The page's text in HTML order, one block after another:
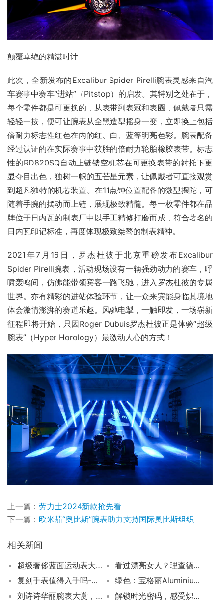
颠覆卓绝的精湛时计
此次，全新发布的Excalibur Spider Pirelli腕表灵感来自汽
车赛事中赛车“进站”（Pitstop）的启发。其特别之处在于，
每个零件都是可更换的，从表带到表冠和表圈，佩戴者只需
轻轻一按，便可让腕表从全黑造型摇身一变，立即换上包括
倍耐力标志性红色在内的红、白、蓝等明亮色彩。腕表配备
经过认证的在实际赛事中获胜的倍耐力轮胎橡胶表带。标志
性的RD820SQ自动上链镂空机芯在可更换表带的衬托下更
显夺目出色，独树一帜的五芒星元素，让佩戴者可直接观赏
到超凡独特的机芯装置。在11点钟位置配备的微型摆陀，可
随着手腕的摆动而上链，展现极致精髓。每一枚零件都在品
牌位于日内瓦的制表厂中以手工精修打磨而成，符合著名的
日内瓦印记标准，再度体现极致桀骜的制表精神。
2021年7月16日，罗杰杜彼于北京重磅发布Excalibur
Spider Pirelli腕表，活动现场设有一辆强劲动力的赛车，呼
啸轰鸣间，仿佛能带领宾客一路飞驰，进入罗杰杜彼的专属
世界。亦有精彩的进站体验环节，让一众来宾能身临其境地
体会激情澎湃的赛道乐趣。风驰电掣，一触即发，一场崭新
征程即将开始，只因Roger Dubuis罗杰杜彼正是体验“超级
腕表”（Hyper Horology）最激动人心的方式！
上一篇： 劳力士2024新款抢先看
下一篇： 欧米茄“奥比斯”腕表助力支持国际奥比斯组织
相关新闻
超级奢侈蓝面运动表大跌价！皇家橡树、金鹰和Overseas惊艳折扣降价30%
看过漂亮女人？理查德基尔的劳力士日志型引领潮流
复刻手表值得入手吗-为何入手复刻表复刻手表值得入手吗-为何入手复刻表
绿色：宝格丽Aluminium腕表赛点特别款
刘诗诗华丽腕表大赏，揭秘品味秘密！
解锁时光密码，感受炽热浓情